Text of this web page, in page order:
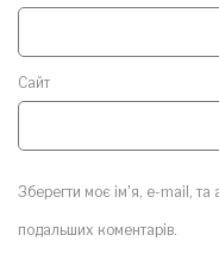
Сайт
Зберегти моє ім'я, e-mail, та
подальших коментарів.